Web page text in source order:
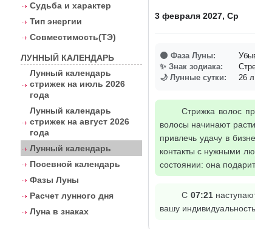
Судьба и характер
Тип энергии
Совместимость(ТЭ)
ЛУННЫЙ КАЛЕНДАРЬ
Лунный календарь
стрижек на июль 2026
года
Лунный календарь
стрижек на август 2026
года
Лунный календарь
Посевной календарь
Фазы Луны
Расчет лунного дня
Луна в знаках
3 февраля 2027, Ср
🌑 Фаза Луны:
✨ Знак зодиака:
🌙 Лунные сутки:
26
Стрижка волос
волосы начинают
привлечь удачу в
контакты с нужными
состоянии: она
С 07:21
вашу